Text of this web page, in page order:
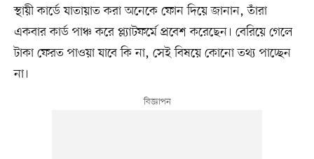
স্থায়ী কার্ডে যাতায়াত করা অনেকে ফোন দিয়ে জানান, তাঁরা
একবার কার্ড পাঞ্চ করে প্ল্যাটফর্মে প্রবেশ করেছেন। বেরিয়ে গেলে
টাকা ফেরত পাওয়া যাবে কি না, সেই বিষয়ে কোনো তথ্য পাচ্ছেন
না।